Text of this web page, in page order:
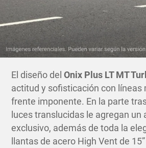
El diseño delOnix Plus LT MT
actitud y sofisticación con líneas
frente imponente. En la parte
luces translucidas le agregan un
exclusivo, además de toda la
llantas de acero High Vent de